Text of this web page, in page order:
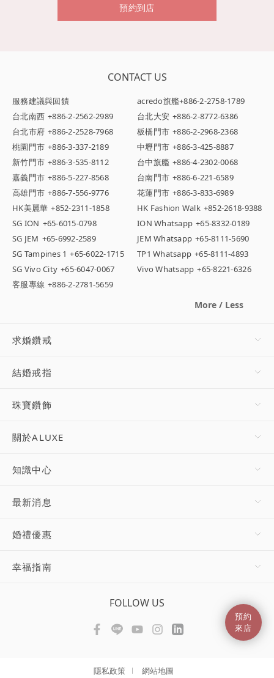
預約
來店
預約到店
CONTACT US
服務建議與回饋 acredo旗艦+886-2-2758-1789
台北南西 +886-2-2562-2989 台北大安 +886-2-8772-6386
台北市府 +886-2-2528-7968 板橋門市 +886-2-2968-2368
桃園門市 +886-3-337-2189 中壢門市 +886-3-425-8887
新竹門市 +886-3-535-8112 台中旗艦 +886-4-2302-0068
嘉義門市 +886-5-227-8568 台南門市 +886-6-221-6589
高雄門市 +886-7-556-9776 花蓮門市 +886-3-833-6989
HK美麗華 +852-2311-1858 HK Fashion Walk +852-2618-9388
SG ION +65-6015-0798 ION Whatsapp +65-8332-0189
SG JEM +65-6992-2589 JEM Whatsapp +65-8111-5690
SG Tampines 1 +65-6022-1715 TP1 Whatsapp +65-8111-4893
SG Vivo City +65-6047-0067 Vivo Whatsapp +65-8221-6326
客服專線 +886-2-2781-5659
More / Less
求婚鑽戒
結婚戒指
珠寶鑽飾
關於ALUXE
知識中心
最新消息
婚禮優惠
幸福指南
FOLLOW US
隱私政策 網站地圖